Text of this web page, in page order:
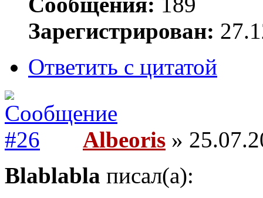
Зарегистрирован:
Ответить с цитатой
Albeoris »
Blablabla писал(а):